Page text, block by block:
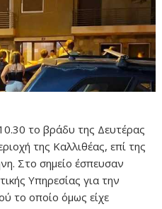
το βράδυ της Δευτέρας
της Καλλιθέας, επί της
Στο σημείο έσπευσαν
Υπηρεσίας για την
το οποίο όμως είχε